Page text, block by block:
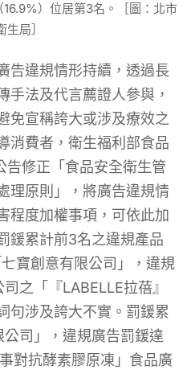
）位居第3名。［圖：北市
生局］
告違規情形持續，透過長
手法及代言薦證人參與，
免宣稱誇大或涉及療效之
消費者，衛生福利部食品
告修正「食品安全衛生管
理原則」，將廣告違規情
程度加權事項，可依此加
鍰累計前3名之違規產品
寶創意有限公司」，違規
之「『LABELLE拉蓓』
句涉及誇大不實。罰鍰累
司」，違規廣告罰鍰達
對抗酵素膠原凍」食品廣